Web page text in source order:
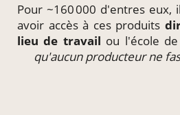
Pour ~160 000 d'entres eux,
avoir accès à ces produits
lieu de travail ou l'école
qu'aucun producteur ne